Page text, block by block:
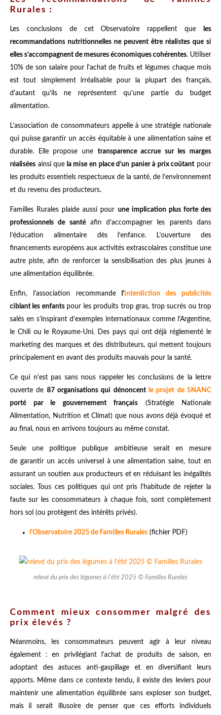
Rurales :
Les conclusions de cet Observatoire rappellent que
les
recommandations nutritionnelles ne peuvent être réalistes que si
elles s’accompagnent de mesures économiques cohérentes. Utiliser
10% de son salaire pour l'achat de fruits et légumes chaque mois
est tout simplement irréalisable pour la plupart des français,
d'autant qu'ils ne représentent qu'une partie du budget
alimentation.
L’association de consommateurs appelle à une stratégie nationale
qui puisse garantir un accès équitable à une alimentation saine et
durable. Elle propose une transparence accrue sur les marges
réalisées ainsi que la mise en place d’un panier à prix coûtant pour
les produits essentiels respectueux de la santé, de l’environnement
et du revenu des producteurs.
Familles Rurales plaide aussi pour une implication plus forte des
professionnels de santéafin d’accompagner les parents dans
l’éducation alimentaire dès l’enfance. L’ouverture des
financements européens aux activités extrascolaires constitue une
autre piste, afin de renforcer la sensibilisation des plus jeunes à
une alimentation équilibrée.
Enfin, l’association recommande l’interdiction des publicités
ciblant les enfantspour les produits trop gras, trop sucrés ou trop
salés en s’inspirant d’exemples internationaux comme l’Argentine,
le Chili ou le Royaume-Uni. Des pays qui ont déjà réglementé le
marketing des marques et des distributeurs, qui mettent toujours
principalement en avant des produits mauvais pour la santé.
Ce qui n'est pas sans nous rappeler les conclusions de la lettre
ouverte de 87 organisations qui dénoncent le projet de SNANC
porté par le gouvernement français (Stratégie Nationale
Alimentation, Nutrition et Climat) que nous avons déjà évoqué et
au final, nous en arrivons toujours au même constat.
Seule une politique publique ambitieuse serait en mesure
de garantir un accès universel à une alimentation saine, tout en
assurant un soutien aux producteurs et en réduisant les inégalités
sociales. Tous ces politiques qui ont pris l'habitude de rejeter la
faute sur les consommateurs à chaque fois, sont complètement
hors sol (ou protègent des intérêts privés).
l'Observatoire 2025 de Familles Rurales (fichier PDF)
relevé du prix des légumes à l'été 2025 © Familles Rurales
Comment mieux consommer malgré des
prix élevés ?
Néanmoins, les consommateurs peuvent agir à leur niveau
également : en privilégiant l'achat de produits de saison, en
adoptant des astuces anti-gaspillage et en diversifiant leurs
apports. Même dans ce contexte tendu, il existe des leviers pour
maintenir une alimentation équilibrée sans exploser son budget,
mais il serait illusoire de penser que ces efforts individuels